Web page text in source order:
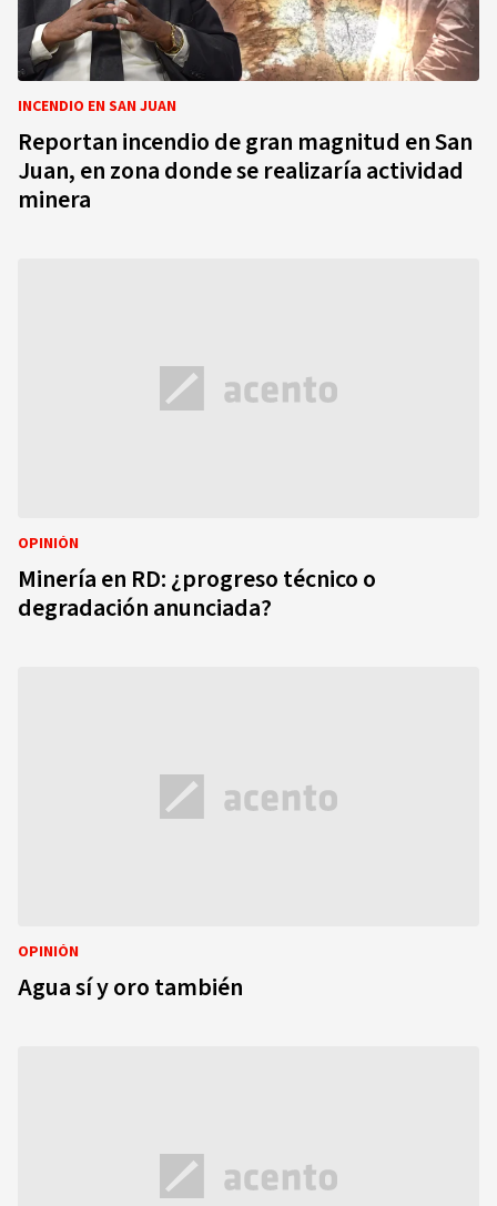
INCENDIO EN SAN JUAN
Reportan incendio de gran magnitud en San
Juan, en zona donde se realizaría actividad
minera
OPINIÓN
Minería en RD: ¿progreso técnico o
degradación anunciada?
OPINIÓN
Agua sí y oro también